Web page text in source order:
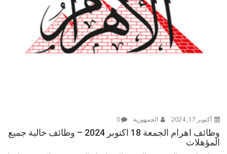
أكتوبر 17, 2024 الجمهورية 0
وظائف اهرام الجمعة 18 اكتوبر 2024 – وظائف خالية جميع
المؤهلات